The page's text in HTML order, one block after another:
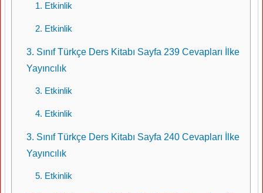
1. Etkinlik
2. Etkinlik
3. Sınıf Türkçe Ders Kitabı Sayfa 239 Cevapları İlke
Yayıncılık
3. Etkinlik
4. Etkinlik
3. Sınıf Türkçe Ders Kitabı Sayfa 240 Cevapları İlke
Yayıncılık
5. Etkinlik